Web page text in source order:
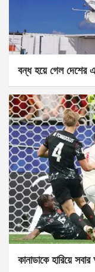
বন্ধ হয়ে গেল দেশের
কানাডাকে হারিয়ে